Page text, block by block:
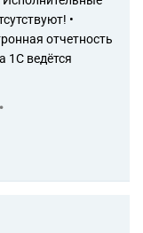
•
отчетность
1С ведётся